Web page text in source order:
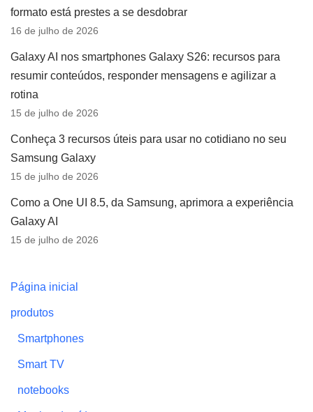
formato está prestes a se desdobrar
16 de julho de 2026
Galaxy AI nos smartphones Galaxy S26: recursos para
resumir conteúdos, responder mensagens e agilizar a
rotina
15 de julho de 2026
Conheça 3 recursos úteis para usar no cotidiano no seu
Samsung Galaxy
15 de julho de 2026
Como a One UI 8.5, da Samsung, aprimora a experiência
Galaxy AI
15 de julho de 2026
Página inicial
produtos
Smartphones
Smart TV
notebooks